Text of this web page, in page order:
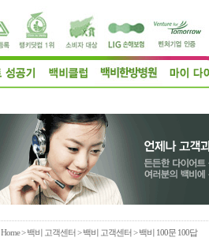
Home>백비 고객센터 > 백비 고객센터 > 백비 100문 100답